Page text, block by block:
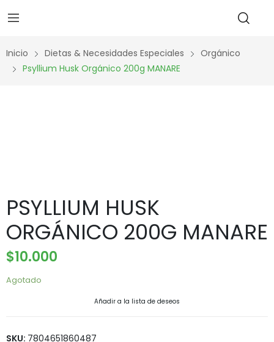
Inicio Dietas & Necesidades Especiales
Orgánico
Psyllium Husk Orgánico 200g MANARE
PSYLLIUM HUSK
ORGÁNICO 200G MANARE
$10.000
Agotado
Añadir a la lista de deseos
SKU: 7804651860487